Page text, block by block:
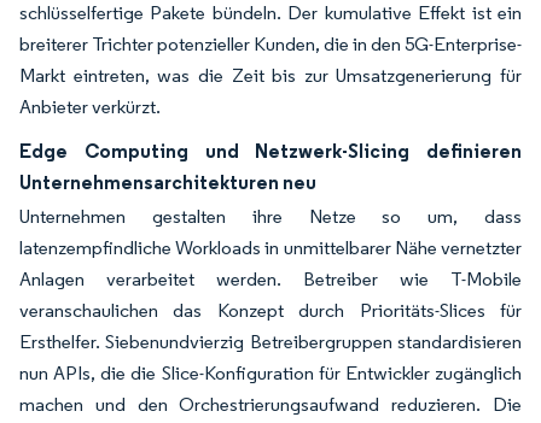
schlüsselfertige Pakete bündeln. Der kumulative Effekt ist ein
breiterer Trichter potenzieller Kunden, die in den 5G-Enterprise-
Markt eintreten, was die Zeit bis zur Umsatzgenerierung für
Anbieter verkürzt.
Edge Computing und Netzwerk-Slicing definieren
Unternehmensarchitekturen neu
Unternehmen gestalten ihre Netze so um, dass
latenzempfindliche Workloads in unmittelbarer Nähe vernetzter
Anlagen verarbeitet werden. Betreiber wie T-Mobile
veranschaulichen das Konzept durch Prioritäts-Slices für
Ersthelfer. Siebenundvierzig Betreibergruppen standardisieren
nun APIs, die die Slice-Konfiguration für Entwickler zugänglich
machen und den Orchestrierungsaufwand reduzieren. Die